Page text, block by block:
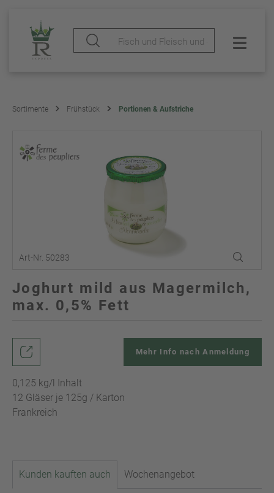
Sortimente Frühstück Portionen & Aufstriche
Art-Nr. 50283
Joghurt mild aus Magermilch,
max. 0,5% Fett
0,125 kg/l Inhalt
12 Gläser je 125g / Karton
Frankreich
Mehr Info nach Anmeldung
Kunden kauften auch Wochenangebot